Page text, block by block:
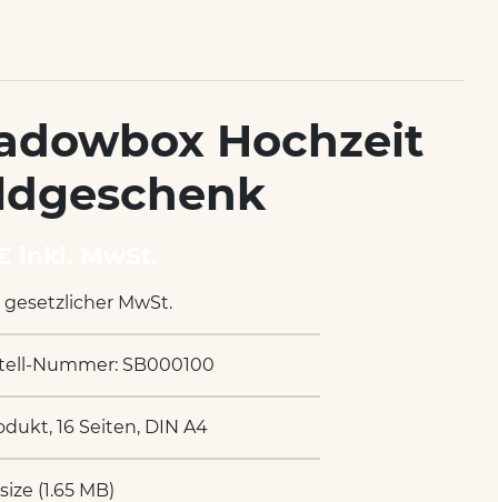
Hochzeit
gesetzlicher MwSt.
Nummer: SB000100
16 Seiten, DIN A4
(1.65 MB)